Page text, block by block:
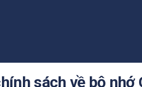
sách về bộ nhớ